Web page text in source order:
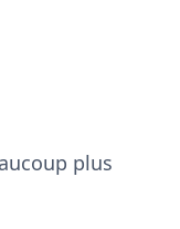
plus